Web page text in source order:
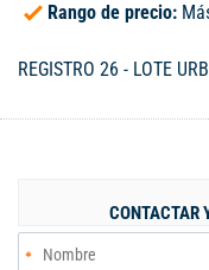
Rango de precio:
REGISTRO 26 - LOTE
CONTACTAR